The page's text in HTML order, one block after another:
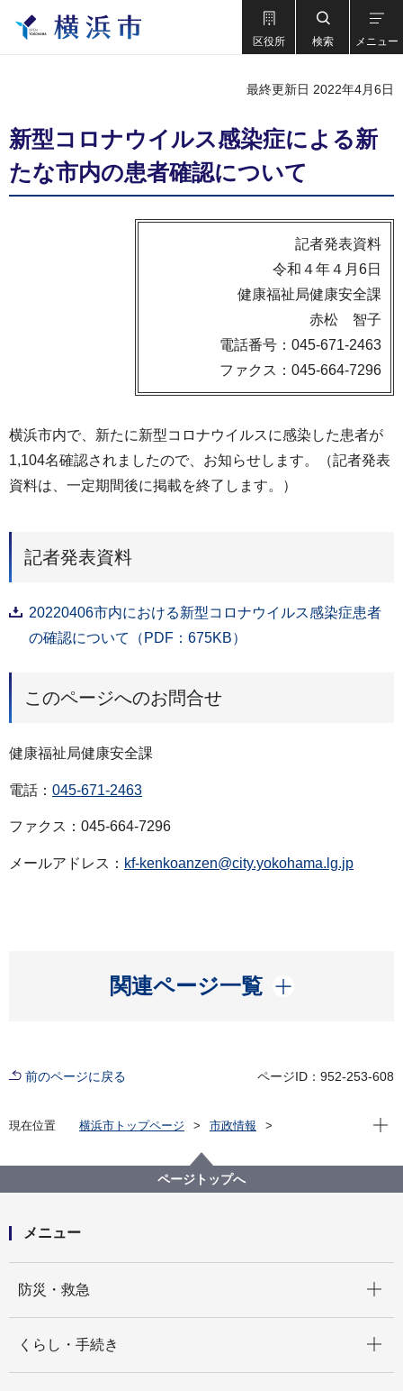
区役所 検索 メニュー
最終更新日 2022年4月6日
新型コロナウイルス感染症による新
たな市内の患者確認について
記者発表資料
令和４年４月6日
健康福祉局健康安全課
赤松 智子
電話番号：045-671-2463
ファクス：045-664-7296
横浜市内で、新たに新型コロナウイルスに感染した患者が
1,104名確認されましたので、お知らせします。（記者発表
資料は、一定期間後に掲載を終了します。）
記者発表資料
20220406市内における新型コロナウイルス感染症患者
の確認について（PDF：675KB）
このページへのお問合せ
健康福祉局健康安全課
電話： 045-671-2463
ファクス：045-664-7296
メールアドレス： kf-kenkoanzen@city.yokohama.lg.jp
関連ページ一覧
開く
前のページに戻る ページID：952-253-608
現在位置 横浜市トップページ
市政情報
新型コロナウイルス感染症による新たな市内の患者確
認について
現在
ページトップへ
メニュー
防災・救急
くらし・手続き